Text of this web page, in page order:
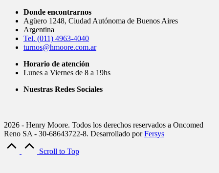
Donde encontrarnos
Agüero 1248, Ciudad Autónoma de Buenos Aires
Argentina
Tel. (011) 4963-4040
turnos@hmoore.com.ar
Horario de atención
Lunes a Viernes de 8 a 19hs
Nuestras Redes Sociales
2026 - Henry Moore. Todos los derechos reservados a Oncomed
Reno SA - 30-68643722-8. Desarrollado porFersys
Scroll to Top